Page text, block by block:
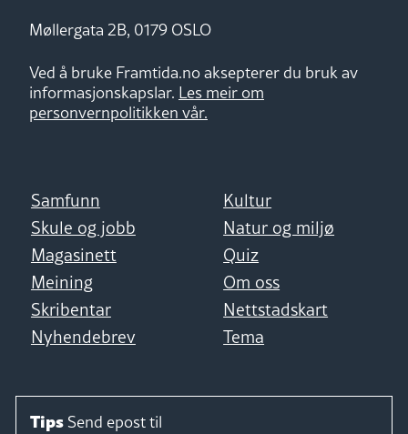
Møllergata 2B, 0179 OSLO
Ved å bruke Framtida.no aksepterer du bruk av
informasjonskapslar. Les meir om
personvernpolitikken vår.
Samfunn
Kultur
Skule og jobb
Natur og miljø
Magasinett
Quiz
Meining
Om oss
Skribentar
Nettstadskart
Nyhendebrev
Tema
Tips Send epost til